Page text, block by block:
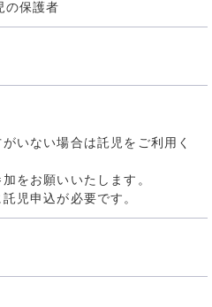
の保護者
いない場合は託児をご利用く
をお願いいたします。
児申込が必要です。